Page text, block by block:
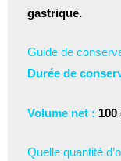
gastrique.
Guide de
Durée de
Volume net : 100
Quelle quantité